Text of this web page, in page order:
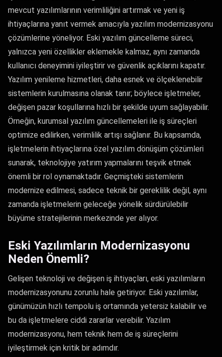
mevcut yazılımlarının verimliliğini artırmak ve yeni iş
ihtiyaçlarına yanıt vermek amacıyla yazılım modernizasyonu
çözümlerine yöneliyor. Eski yazılım güncelleme süreci,
yalnızca yeni özellikler eklemekle kalmaz, aynı zamanda
kullanıcı deneyimini iyileştirir ve güvenlik açıklarını kapatır.
Yazılım yenileme hizmetleri, daha esnek ve ölçeklenebilir
sistemlerin kurulmasına olanak tanır; böylece işletmeler,
değişen pazar koşullarına hızlı bir şekilde uyum sağlayabilir.
Örneğin, kurumsal yazılım güncellemeleri ile iş süreçleri
optimize edilirken, verimlilik artışı sağlanır. Bu kapsamda,
işletmelerin ihtiyaçlarına özel yazılım dönüşüm çözümleri
sunarak, teknolojiye yatırım yapmalarını teşvik etmek
önemli bir rol oynamaktadır. Geçmişteki sistemlerin
modernize edilmesi, sadece teknik bir gereklilik değil, aynı
zamanda işletmelerin geleceğe yönelik sürdürülebilir
büyüme stratejilerinin merkezinde yer alıyor.
Eski Yazılımların Modernizasyonu
Neden Önemli?
Gelişen teknoloji ve değişen iş ihtiyaçları, eski yazılımların
modernizasyonunu zorunlu hale getiriyor. Eski yazılımlar,
günümüzün hızlı tempolu iş ortamında yetersiz kalabilir ve
bu da işletmelere ciddi zararlar verebilir. Yazılım
modernizasyonu, hem teknik hem de iş süreçlerini
iyileştirmek için kritik bir adımdır.